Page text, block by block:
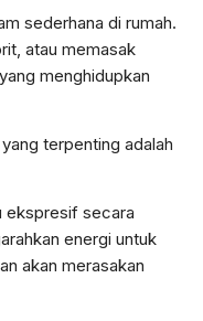
sederhana di rumah.
atau memasak
menghidupkan
terpenting adalah
ekspresif secara
energi untuk
akan merasakan